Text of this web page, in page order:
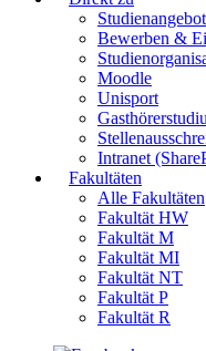
Studienangebot
Bewerben &
Moodle
Unisport
Intranet
Fakultäten
Alle Fakultäten
Fakultät HW
Fakultät M
Fakultät MI
Fakultät NT
Fakultät P
Fakultät R